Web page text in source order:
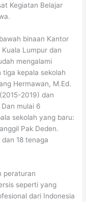
Kegiatan Belajar
binaan Kantor
Lumpur dan
mengalami
kepala sekolah
Hermawan, M.Ed.
2019) dan
mulai 6
sekolah yang baru:
Pak Deden.
18 tenaga
peraturan
seperti yang
dari Indonesia